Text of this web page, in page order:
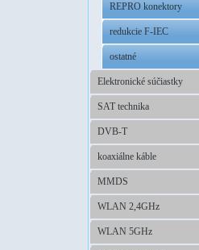
REPRO konektory
redukcie F-IEC
ostatné
Elektronické súčiastky
SAT technika
DVB-T
koaxiálne káble
MMDS
WLAN 2,4GHz
WLAN 5GHz